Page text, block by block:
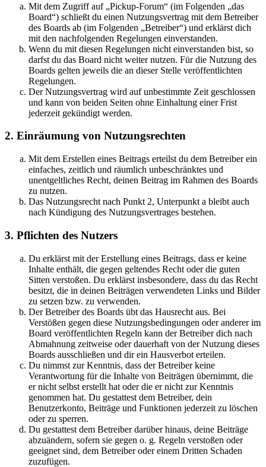
Mit dem Zugriff auf „Pickup-Forum“ (im Folgenden „das
Board“) schließt du einen Nutzungsvertrag mit dem Betreiber
des Boards ab (im Folgenden „Betreiber“) und erklärst dich
mit den nachfolgenden Regelungen einverstanden.
Wenn du mit diesen Regelungen nicht einverstanden bist, so
darfst du das Board nicht weiter nutzen. Für die Nutzung des
Boards gelten jeweils die an dieser Stelle veröffentlichten
Regelungen.
Der Nutzungsvertrag wird auf unbestimmte Zeit geschlossen
und kann von beiden Seiten ohne Einhaltung einer Frist
jederzeit gekündigt werden.
2. Einräumung von Nutzungsrechten
Mit dem Erstellen eines Beitrags erteilst du dem Betreiber ein
einfaches, zeitlich und räumlich unbeschränktes und
unentgeltliches Recht, deinen Beitrag im Rahmen des Boards
zu nutzen.
Das Nutzungsrecht nach Punkt 2, Unterpunkt a bleibt auch
nach Kündigung des Nutzungsvertrages bestehen.
3. Pflichten des Nutzers
Du erklärst mit der Erstellung eines Beitrags, dass er keine
Inhalte enthält, die gegen geltendes Recht oder die guten
Sitten verstoßen. Du erklärst insbesondere, dass du das Recht
besitzt, die in deinen Beiträgen verwendeten Links und Bilder
zu setzen bzw. zu verwenden.
Der Betreiber des Boards übt das Hausrecht aus. Bei
Verstößen gegen diese Nutzungsbedingungen oder anderer im
Board veröffentlichten Regeln kann der Betreiber dich nach
Abmahnung zeitweise oder dauerhaft von der Nutzung dieses
Boards ausschließen und dir ein Hausverbot erteilen.
Du nimmst zur Kenntnis, dass der Betreiber keine
Verantwortung für die Inhalte von Beiträgen übernimmt, die
er nicht selbst erstellt hat oder die er nicht zur Kenntnis
genommen hat. Du gestattest dem Betreiber, dein
Benutzerkonto, Beiträge und Funktionen jederzeit zu löschen
oder zu sperren.
Du gestattest dem Betreiber darüber hinaus, deine Beiträge
abzuändern, sofern sie gegen o. g. Regeln verstoßen oder
geeignet sind, dem Betreiber oder einem Dritten Schaden
zuzufügen.